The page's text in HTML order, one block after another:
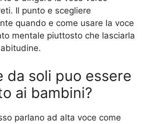
Il punto e scegliere
quando e come usare la voce
mentale piuttosto che lasciarla
da soli puo essere
ai bambini?
parlano ad alta voce come